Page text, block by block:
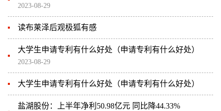
2023-08-29
读布莱泽后观极狐有感
大学生申请专利有什么好处（申请专利有什么好处）
2023-08-29
大学生申请专利有什么好处（申请专利有什么好处）
盐湖股份：上半年净利50.98亿元 同比降44.33%